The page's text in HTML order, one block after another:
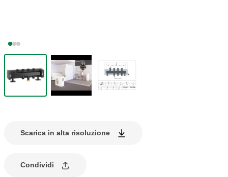
Scarica in alta risoluzione
Condividi